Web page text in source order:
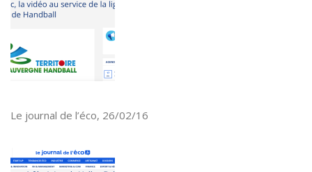
Le journal de l’éco, 26/02/16